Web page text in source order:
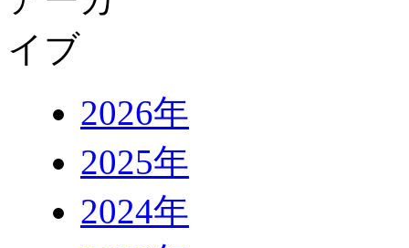
2026年
2025年
2024年